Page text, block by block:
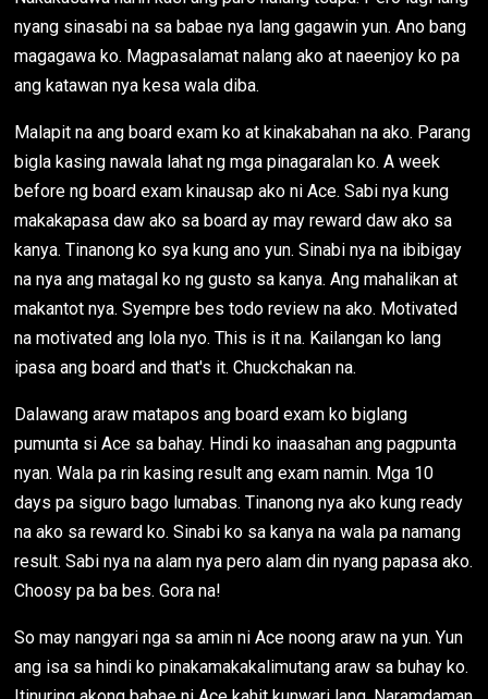
nyang sinasabi na sa babae nya lang gagawin yun. Ano bang
magagawa ko. Magpasalamat nalang ako at naeenjoy ko pa
ang katawan nya kesa wala diba.
Malapit na ang board exam ko at kinakabahan na ako. Parang
bigla kasing nawala lahat ng mga pinagaralan ko. A week
before ng board exam kinausap ako ni Ace. Sabi nya kung
makakapasa daw ako sa board ay may reward daw ako sa
kanya. Tinanong ko sya kung ano yun. Sinabi nya na ibibigay
na nya ang matagal ko ng gusto sa kanya. Ang mahalikan at
makantot nya. Syempre bes todo review na ako. Motivated
na motivated ang lola nyo. This is it na. Kailangan ko lang
ipasa ang board and that's it. Chuckchakan na.
Dalawang araw matapos ang board exam ko biglang
pumunta si Ace sa bahay. Hindi ko inaasahan ang pagpunta
nyan. Wala pa rin kasing result ang exam namin. Mga 10
days pa siguro bago lumabas. Tinanong nya ako kung ready
na ako sa reward ko. Sinabi ko sa kanya na wala pa namang
result. Sabi nya na alam nya pero alam din nyang papasa ako.
Choosy pa ba bes. Gora na!
So may nangyari nga sa amin ni Ace noong araw na yun. Yun
ang isa sa hindi ko pinakamakakalimutang araw sa buhay ko.